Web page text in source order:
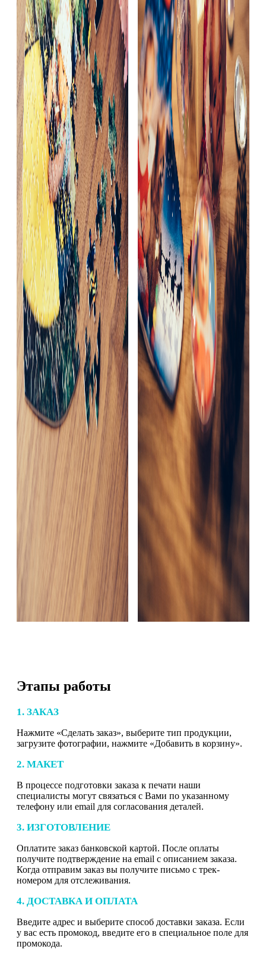
Этапы работы
1. ЗАКАЗ
Нажмите «Сделать заказ», выберите тип продукции,
загрузите фотографии, нажмите «Добавить в корзину».
2. МАКЕТ
В процессе подготовки заказа к печати наши
специалисты могут связаться с Вами по указанному
телефону или email для согласования деталей.
3. ИЗГОТОВЛЕНИЕ
Оплатите заказ банковской картой. После оплаты
получите подтверждение на email с описанием заказа.
Когда отправим заказ вы получите письмо с трек-
номером для отслеживания.
4. ДОСТАВКА И ОПЛАТА
Введите адрес и выберите способ доставки заказа. Если
у вас есть промокод, введите его в специальное поле для
промокода.